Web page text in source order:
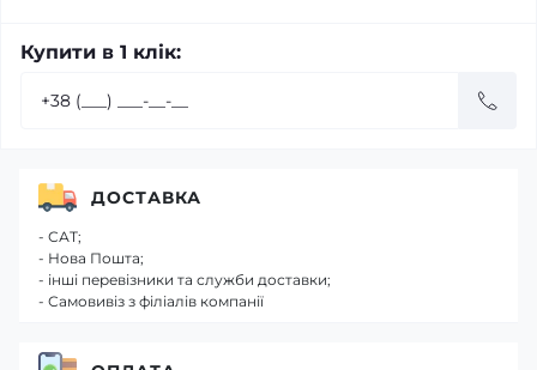
Купити в 1 клік:
ДОСТАВКА
- САТ;
- Нова Пошта;
- інші перевізники та служби доставки;
- Самовивіз з філіалів компанії